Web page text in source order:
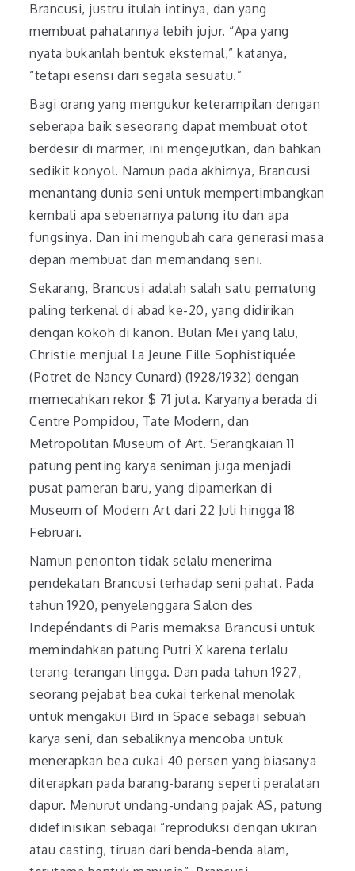
Brancusi, justru itulah intinya, dan yang
membuat pahatannya lebih jujur. “Apa yang
nyata bukanlah bentuk eksternal,” katanya,
“tetapi esensi dari segala sesuatu.”
Bagi orang yang mengukur keterampilan dengan
seberapa baik seseorang dapat membuat otot
berdesir di marmer, ini mengejutkan, dan bahkan
sedikit konyol. Namun pada akhirnya, Brancusi
menantang dunia seni untuk mempertimbangkan
kembali apa sebenarnya patung itu dan apa
fungsinya. Dan ini mengubah cara generasi masa
depan membuat dan memandang seni.
Sekarang, Brancusi adalah salah satu pematung
paling terkenal di abad ke-20, yang didirikan
dengan kokoh di kanon. Bulan Mei yang lalu,
Christie menjual La Jeune Fille Sophistiquée
(Potret de Nancy Cunard) (1928/1932) dengan
memecahkan rekor $ 71 juta. Karyanya berada di
Centre Pompidou, Tate Modern, dan
Metropolitan Museum of Art. Serangkaian 11
patung penting karya seniman juga menjadi
pusat pameran baru, yang dipamerkan di
Museum of Modern Art dari 22 Juli hingga 18
Februari.
Namun penonton tidak selalu menerima
pendekatan Brancusi terhadap seni pahat. Pada
tahun 1920, penyelenggara Salon des
Indepéndants di Paris memaksa Brancusi untuk
memindahkan patung Putri X karena terlalu
terang-terangan lingga. Dan pada tahun 1927,
seorang pejabat bea cukai terkenal menolak
untuk mengakui Bird in Space sebagai sebuah
karya seni, dan sebaliknya mencoba untuk
menerapkan bea cukai 40 persen yang biasanya
diterapkan pada barang-barang seperti peralatan
dapur. Menurut undang-undang pajak AS, patung
didefinisikan sebagai “reproduksi dengan ukiran
atau casting, tiruan dari benda-benda alam,